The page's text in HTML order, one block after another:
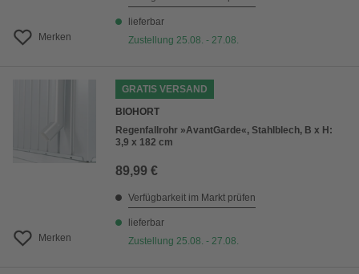
Merken
lieferbar
Zustellung 25.08. - 27.08.
Merken
GRATIS VERSAND
BIOHORT
Regenfallrohr »AvantGarde«, Stahlblech, B x H:
3,9 x 182 cm
89,99 €
Verfügbarkeit im Markt prüfen
lieferbar
Zustellung 25.08. - 27.08.